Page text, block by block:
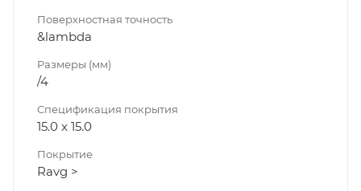
Поверхностная точность
&lambda
Размеры (мм)
/4
Спецификация покрытия
15.0 x 15.0
Покрытие
Ravg >